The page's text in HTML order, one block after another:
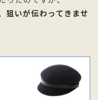
狙いが伝わってきませ